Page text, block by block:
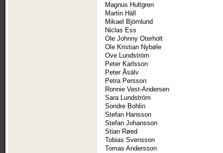
Magnus Hultgren
Martin Häll
Mikael Björnlund
Niclas Ess
Ole Johnny Oterholt
Ole Kristian Nybøle
Ove Lundström
Peter Karlsson
Peter Åsälv
Petra Persson
Ronnie Vest-Andersen
Sara Lundström
Sondre Bohlin
Stefan Hansson
Stefan Johansson
Stian Røed
Tobias Svensson
Tomas Andersson